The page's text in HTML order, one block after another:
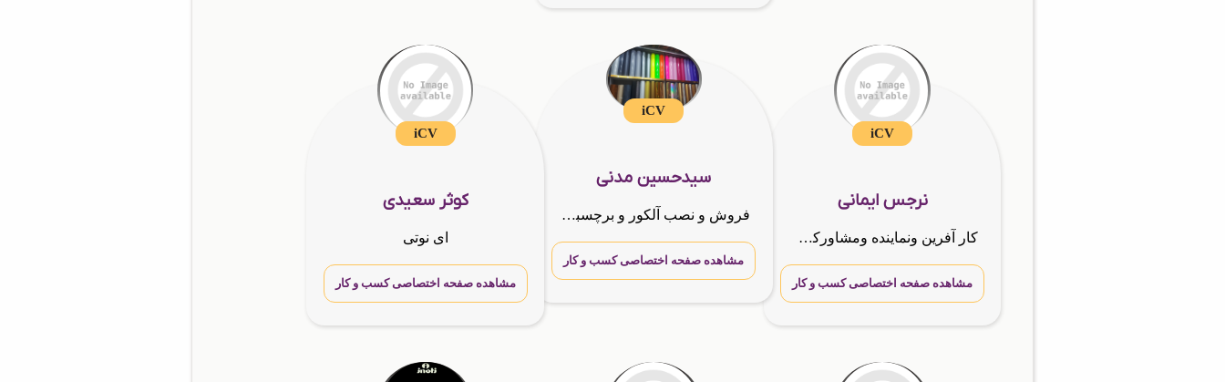
iCV
نرجس ایمانی
کار آفرین ونماینده ومشاورکسب وکار هلدینگ گسترش طراحان نقش الماس
مشاهده صفحه اختصاصی کسب و کار
iCV
سیدحسین مدنی
فروش و نصب آلکور و برچسبهای کابینت دکوری و ساختمانی,برچسبهای شیشه مات کن, و رفلکس شیشه,
مشاهده صفحه اختصاصی کسب و کار
iCV
کوثر سعیدی
ای نوتی
مشاهده صفحه اختصاصی کسب و کار